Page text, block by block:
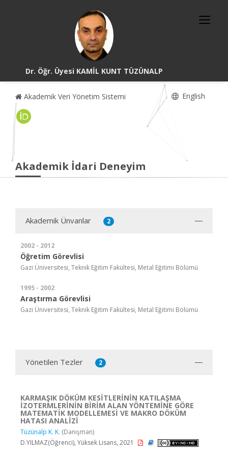
Dr. Öğr. Üyesi KAMİL KUNT TÜZÜNALP
Akademik Veri Yönetim Sistemi English
Akademik İdari Deneyim
Akademik Ünvanlar 2
2002 - 2012
Öğretim Görevlisi
Gazi Üniversitesi, Teknik Eğitim Fakültesi, Metal Eğitimi Bölümü
1995 - 2002
Araştırma Görevlisi
Gazi Üniversitesi, Teknik Eğitim Fakültesi, Metal Eğitimi Bölümü
Yönetilen Tezler 2
KARMAŞIK DÖKÜM KESİTLERİNİN KATILAŞMA
İZOTERMLERİNİN BİRİM ALAN YÖNTEMİNE GÖRE
MATEMATİK MODELLEMESİ VE MAKRO DÖKÜM
HATASI ANALİZİ
Tüzünalp K. K. (Danışman)
D.YILMAZ(Öğrenci), Yüksek Lisans, 2021